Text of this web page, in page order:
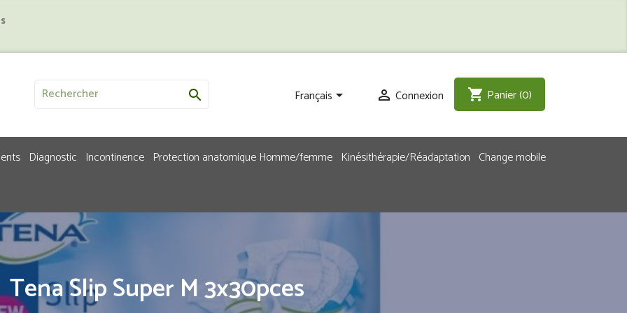
 Français  Connexion shopping_cart Panier(0)
Diagnostic Incontinence Protection anatomique Homme/femme Kinésithérapie/Réadaptation Change mobile
Tena Slip Super M 3x30pces